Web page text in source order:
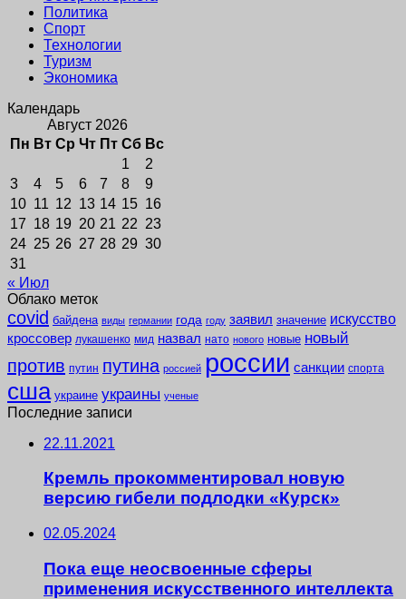
Политика
Спорт
Технологии
Туризм
Экономика
Календарь
Август 2026
Пн Вт Ср Чт Пт Сб Вс
1
2
3
4 5 6 7 8
9
10 11 12 13 14 15 16
17 18 19 20 21 22 23
24 25 26 27 28 29 30
31
« Июл
Облако меток
covid байдена виды германии года году заявил значение искусство
кроссовер лукашенко мид назвал нато нового новые новый
против путин путина россией россии санкции спорта
сша украине украины ученые
Последние записи
22.11.2021
Кремль прокомментировал новую
версию гибели подлодки «Курск»
02.05.2024
Пока еще неосвоенные сферы
применения искусственного интеллекта